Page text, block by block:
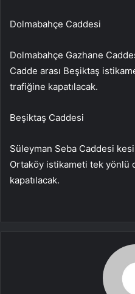
Dolmabahçe Caddesi
Dolmabahçe Gazhane
Cadde arası Beşiktaş
trafiğine kapatılacak.
Beşiktaş Caddesi
Süleyman Seba Caddesi
Ortaköy istikameti tek yönlü
kapatılacak.